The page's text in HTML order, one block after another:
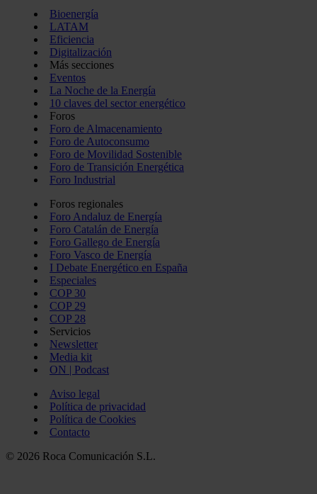
Bioenergía
LATAM
Eficiencia
Digitalización
Más secciones
Eventos
La Noche de la Energía
10 claves del sector energético
Foros
Foro de Almacenamiento
Foro de Autoconsumo
Foro de Movilidad Sostenible
Foro de Transición Energética
Foro Industrial
Foros regionales
Foro Andaluz de Energía
Foro Catalán de Energía
Foro Gallego de Energía
Foro Vasco de Energía
I Debate Energético en España
Especiales
COP 30
COP 29
COP 28
Servicios
Newsletter
Media kit
ON | Podcast
Aviso legal
Política de privacidad
Política de Cookies
Contacto
© 2026 Roca Comunicación S.L.